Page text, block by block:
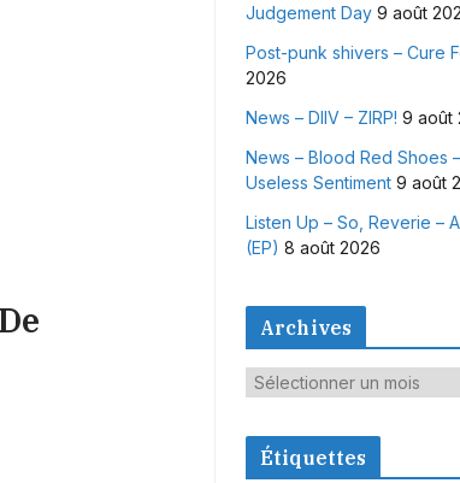
Judgement Day 9 août
Post-punk shivers – Cure
2026
News – DIIV – ZIRP! 9 août
News – Blood Red Shoes
Useless Sentiment 9 août
Listen Up – So, Reverie –
(EP) 8 août 2026
Archives
A
c
Étiquettes